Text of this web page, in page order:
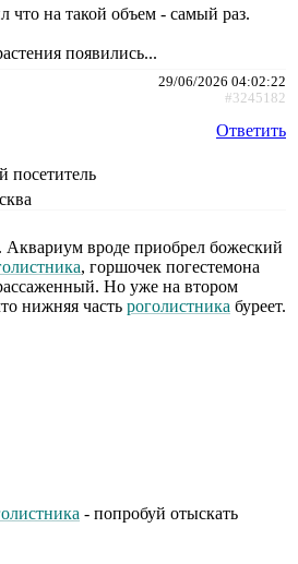
что на такой объем - самый раз.
появились...
29/06/2026 04:02:22
#3245182
Ответить
посетитель
Аквариум вроде приобрел божеский
, горшочек погестемона
Но уже на втором
нижняя часть роголистника буреет.
- попробуй отыскать